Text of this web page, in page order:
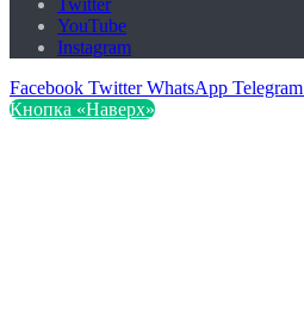
Twitter
YouTube
Instagram
Facebook Twitter WhatsApp Telegram
Кнопка «Наверх»